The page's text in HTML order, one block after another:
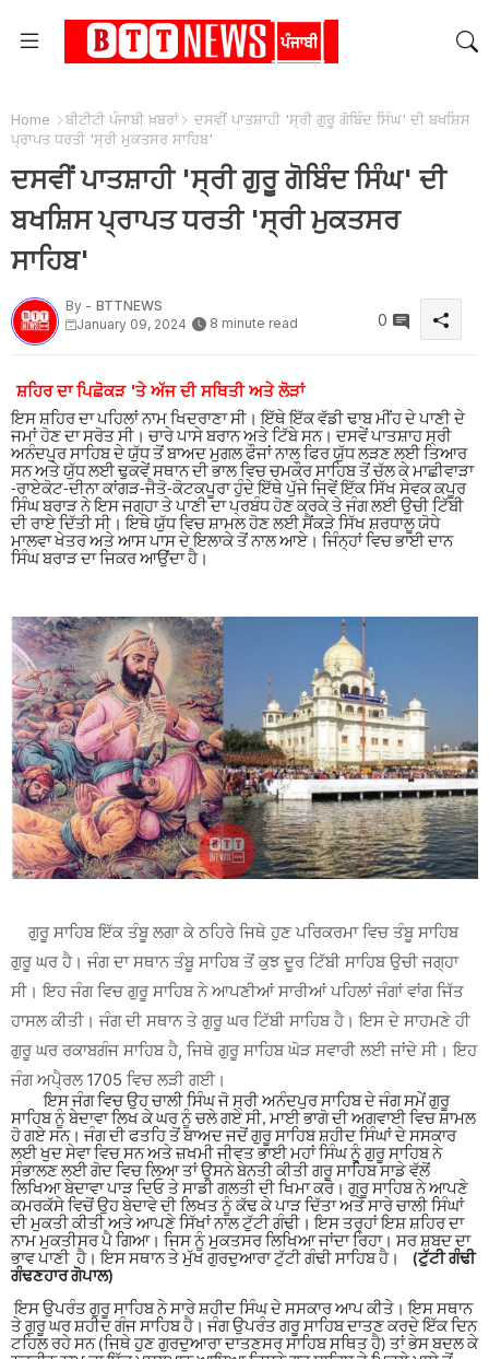
Home ਬੀਟੀਟੀ ਪੰਜਾਬੀ ਖ਼ਬਰਾਂ
ਦਸਵੀਂ ਪਾਤਸ਼ਾਹੀ 'ਸ੍ਰੀ ਗੁਰੂ ਗੋਬਿੰਦ ਸਿੰਘ' ਦੀ ਬਖਸ਼ਿਸ
ਪ੍ਰਾਪਤ ਧਰਤੀ 'ਸ੍ਰੀ ਮੁਕਤਸਰ ਸਾਹਿਬ'
ਦਸਵੀਂ ਪਾਤਸ਼ਾਹੀ 'ਸ੍ਰੀ ਗੁਰੂ ਗੋਬਿੰਦ ਸਿੰਘ' ਦੀ
ਬਖਸ਼ਿਸ ਪ੍ਰਾਪਤ ਧਰਤੀ 'ਸ੍ਰੀ ਮੁਕਤਸਰ
ਸਾਹਿਬ'
By - BTTNEWS
January 09, 2024
8 minute read 0
ਸ਼ਹਿਰ ਦਾ ਪਿਛੋਕੜ 'ਤੇ ਅੱਜ ਦੀ ਸਥਿਤੀ ਅਤੇ ਲੋੜਾਂ
ਇਸ ਸ਼ਹਿਰ ਦਾ ਪਹਿਲਾਂ ਨਾਮ ਖਿਦਰਾਣਾ ਸੀ । ਇੱਥੇ ਇੱਕ ਵੱਡੀ ਢਾਬ ਮੀਂਹ ਦੇ ਪਾਣੀ ਦੇ
ਜਮਾਂ ਹੋਣ ਦਾ ਸਰੋਤ ਸੀ । ਚਾਰੇ ਪਾਸੇ ਬਰਾਨ ਅਤੇ ਟਿੱਬੇ ਸਨ। ਦਸਵੇਂ ਪਾਤਸ਼ਾਹ ਸ੍ਰੀ
ਅਨੰਦਪੁਰ ਸਾਹਿਬ ਦੇ ਯੁੱਧ ਤੋਂ ਬਾਅਦ ਮੁਗਲ ਫੌਜਾਂ ਨਾਲ ਫਿਰ ਯੁੱਧ ਲੜਣ ਲਈ ਤਿਆਰ
ਸਨ ਅਤੇ ਯੁੱਧ ਲਈ ਢੁਕਵੇਂ ਸਥਾਨ ਦੀ ਭਾਲ ਵਿਚ ਚਮਕੌਰ ਸਾਹਿਬ ਤੋਂ ਚੱਲ ਕੇ ਮਾਛੀਵਾੜਾ
-ਰਾਏਕੋਟ-ਦੀਨਾ ਕਾਂਗੜ-ਜੈਤੋ-ਕੋਟਕਪੂਰਾ ਹੁੰਦੇ ਇੱਥੇ ਪੁੱਜੇ ਜਿਵੇਂ ਇੱਕ ਸਿੱਖ ਸੇਵਕ ਕਪੂਰ
ਸਿੰਘ ਬਰਾੜ ਨੇ ਇਸ ਜਗ੍ਹਾ ਤੇ ਪਾਣੀ ਦਾ ਪ੍ਰਬੰਧ ਹੋਣ ਕਰਕੇ ਤੇ ਜੰਗ ਲਈ ਉਚੀ ਟਿੱਬੀ
ਦੀ ਰਾਏ ਦਿੱਤੀ ਸੀ । ਇਥੇ ਯੁੱਧ ਵਿਚ ਸ਼ਾਮਲ ਹੋਣ ਲਈ ਸੈਂਕੜੇ ਸਿੱਖ ਸ਼ਰਧਾਲੂ ਯੋਧੇ
ਮਾਲਵਾ ਖੇਤਰ ਅਤੇ ਆਸ ਪਾਸ ਦੇ ਇਲਾਕੇ ਤੋਂ ਨਾਲ ਆਏ । ਜਿੰਨ੍ਹਾਂ ਵਿਚ ਭਾਈ ਦਾਨ
ਸਿੰਘ ਬਰਾੜ ਦਾ ਜਿਕਰ ਆਉਂਦਾ ਹੈ।
ਗੁਰੂ ਸਾਹਿਬ ਇੱਕ ਤੰਬੂ ਲਗਾ ਕੇ ਠਹਿਰੇ ਜਿਥੇ ਹੁਣ ਪਰਿਕਰਮਾ ਵਿਚ ਤੰਬੂ ਸਾਹਿਬ
ਗੁਰੂ ਘਰ ਹੈ। ਜੰਗ ਦਾ ਸਥਾਨ ਤੰਬੂ ਸਾਹਿਬ ਤੋਂ ਕੁਝ ਦੂਰ ਟਿੱਬੀ ਸਾਹਿਬ ਉਚੀ ਜਗ੍ਹਾ
ਸੀ । ਇਹ ਜੰਗ ਵਿਚ ਗੁਰੂ ਸਾਹਿਬ ਨੇ ਆਪਣੀਆਂ ਸਾਰੀਆਂ ਪਹਿਲਾਂ ਜੰਗਾਂ ਵਾਂਗ ਜਿੱਤ
ਹਾਸਲ ਕੀਤੀ । ਜੰਗ ਦੀ ਸਥਾਨ ਤੇ ਗੁਰੂ ਘਰ ਟਿੱਬੀ ਸਾਹਿਬ ਹੈ। ਇਸ ਦੇ ਸਾਹਮਣੇ ਹੀ
ਗੁਰੂ ਘਰ ਰਕਾਬਗੰਜ ਸਾਹਿਬ ਹੈ, ਜਿਥੇ ਗੁਰੂ ਸਾਹਿਬ ਘੋੜ ਸਵਾਰੀ ਲਈ ਜਾਂਦੇ ਸੀ । ਇਹ
ਜੰਗ ਅਪੈ੍ਰਲ 1705 ਵਿਚ ਲੜੀ ਗਈ ।
ਇਸ ਜੰਗ ਵਿਚ ਉਹ ਚਾਲੀ ਸਿੰਘ ਜੋ ਸ੍ਰੀ ਅਨੰਦਪੁਰ ਸਾਹਿਬ ਦੇ ਜੰਗ ਸਮੇਂ ਗੁਰੂ
ਸਾਹਿਬ ਨੂੰ ਬੇਦਾਵਾ ਲਿਖ ਕੇ ਘਰ ਨੂੰ ਚਲੇ ਗਏ ਸੀ, ਮਾਈ ਭਾਗੋ ਦੀ ਅਗਵਾਈ ਵਿਚ ਸ਼ਾਮਲ
ਹੋ ਗਏ ਸਨ। ਜੰਗ ਦੀ ਫਤਹਿ ਤੋਂ ਬਾਅਦ ਜਦੋਂ ਗੁਰੂ ਸਾਹਿਬ ਸ਼ਹੀਦ ਸਿੰਘਾਂ ਦੇ ਸਸਕਾਰ
ਲਈ ਖੁਦ ਸੇਵਾ ਵਿਚ ਸਨ ਅਤੇ ਜ਼ਖਮੀ ਜੀਵਤ ਭਾਈ ਮਹਾਂ ਸਿੰਘ ਨੂੰ ਗੁਰੂ ਸਾਹਿਬ ਨੇ
ਸੰਭਾਲਣ ਲਈ ਗੋਦ ਵਿਚ ਲਿਆ ਤਾਂ ਉਸਨੇ ਬੇਨਤੀ ਕੀਤੀ ਗਰੂ ਸਾਹਿਬ ਸਾਡੇ ਵੱਲੋਂ
ਲਿਖਿਆ ਬੇਦਾਵਾ ਪਾੜ ਦਿਓ ਤੇ ਸਾਡੀ ਗਲਤੀ ਦੀ ਖਿਮਾ ਕਰੋ। ਗੁਰੂ ਸਾਹਿਬ ਨੇ ਆਪਣੇ
ਕਮਰਕੱਸੇ ਵਿਚੋਂ ਉਹ ਬੇਦਾਵੇ ਦੀ ਲਿਖਤ ਨੂੰ ਕੱਢ ਕੇ ਪਾੜ ਦਿੱਤਾ ਅਤੇ ਸਾਰੇ ਚਾਲੀ ਸਿੰਘਾਂ
ਦੀ ਮੁਕਤੀ ਕੀਤੀ ਅਤੇ ਆਪਣੇ ਸਿੱਖਾਂ ਨਾਲ ਟੁੱਟੀ ਗੰਢੀ । ਇਸ ਤਰ੍ਹਾਂ ਇਸ਼ ਸ਼ਹਿਰ ਦਾ
ਨਾਮ ਮੁਕਤੀਸਰ ਪੈ ਗਿਆ। ਜਿਸ ਨੂੰ ਮੁਕਤਸਰ ਲਿਖਿਆ ਜਾਂਦਾ ਰਿਹਾ। ਸਰ ਸ਼ਬਦ ਦਾ
ਭਾਵ ਪਾਣੀ ਹੈ। ਇਸ ਸਥਾਨ ਤੇ ਮੁੱਖ ਗੁਰਦੁਆਰਾ ਟੁੱਟੀ ਗੰਢੀ ਸਾਹਿਬ ਹੈ। (ਟੁੱਟੀ ਗੰਢੀ
ਗੰਢਣਹਾਰ ਗੋਪਾਲ)
ਇਸ ਉਪਰੰਤ ਗੁਰੂ ਸਾਹਿਬ ਨੇ ਸਾਰੇ ਸ਼ਹੀਦ ਸਿੰਘ ਦੇ ਸਸਕਾਰ ਆਪ ਕੀਤੇ । ਇਸ ਸਥਾਨ
ਤੇ ਗੁਰੂ ਘਰ ਸ਼ਹੀਦ ਗੰਜ ਸਾਹਿਬ ਹੈ। ਜੰਗ ਉਪਰੰਤ ਗਰੂ ਸਾਹਿਬ ਦਾਤਣ ਕਰਦੇ ਇੱਕ ਦਿਨ
ਟਹਿਲ ਰਹੇ ਸਨ (ਜਿਥੇ ਹੁਣ ਗੁਰਦੁਆਰਾ ਦਾਤਣਸਰ ਸਾਹਿਬ ਸਥਿਤ ਹੈ) ਤਾਂ ਭੇਸ ਬਦਲ ਕੇ